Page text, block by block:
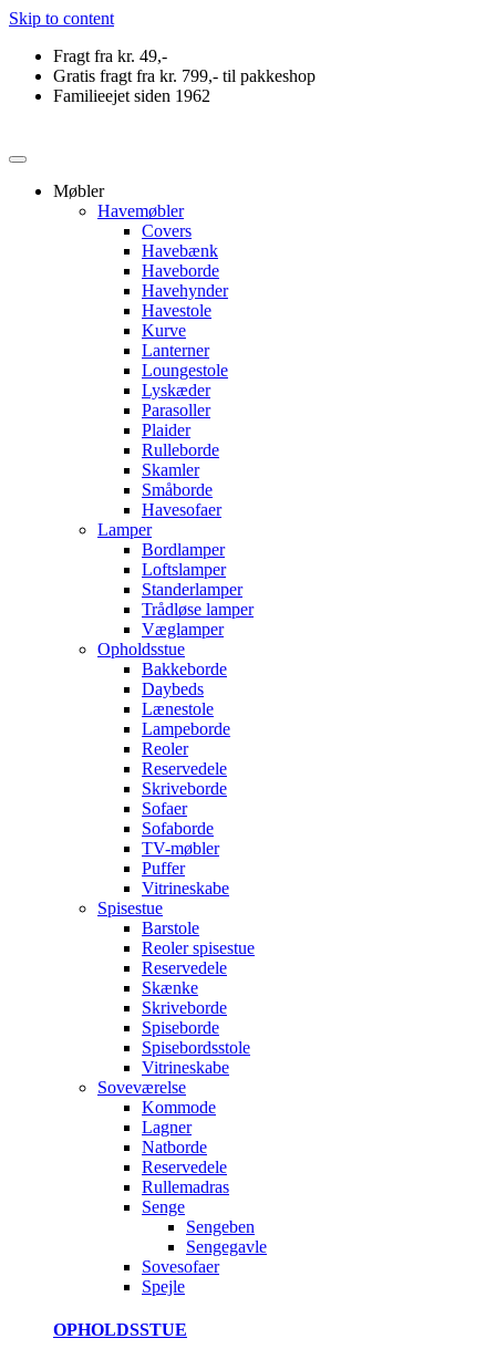
Skip to content
Fragt fra kr. 49,-
Gratis fragt fra kr. 799,- til pakkeshop
Familieejet siden 1962
Møbler
Havemøbler
Covers
Havebænk
Haveborde
Havehynder
Havestole
Kurve
Lanterner
Loungestole
Lyskæder
Parasoller
Plaider
Rulleborde
Skamler
Småborde
Havesofaer
Lamper
Bordlamper
Loftslamper
Standerlamper
Trådløse lamper
Væglamper
Opholdsstue
Bakkeborde
Daybeds
Lænestole
Lampeborde
Reoler
Reservedele
Skriveborde
Sofaer
Sofaborde
TV-møbler
Puffer
Vitrineskabe
Spisestue
Barstole
Reoler spisestue
Reservedele
Skænke
Skriveborde
Spiseborde
Spisebordsstole
Vitrineskabe
Soveværelse
Kommode
Lagner
Natborde
Reservedele
Rullemadras
Senge
Sengeben
Sengegavle
Sovesofaer
Spejle
OPHOLDSSTUE